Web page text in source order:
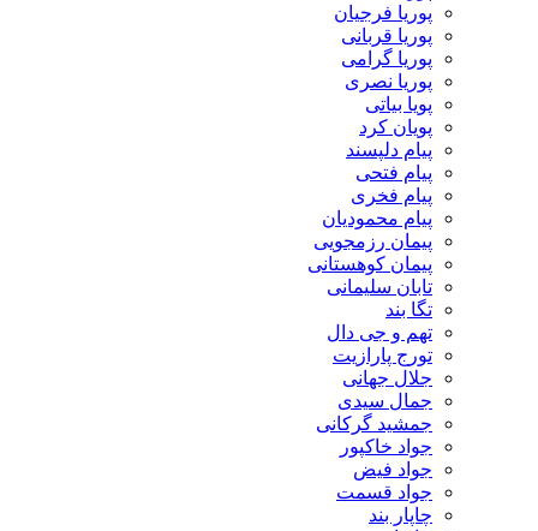
پوریا فرجیان
پوریا قربانی
پوریا گرامی
پوریا نصری
پویا بیاتی
پویان کرد
پیام دلپسند
پیام فتحی
پیام فخری
پیام محمودیان
پیمان رزمجویی
پیمان کوهستانی
تابان سلیمانی
تگا بند
تهم و جی دال
تورج پارازیت
جلال جهانی
جمال سیدی
جمشید گرکانی
جواد خاکپور
جواد فیض
جواد قسمت
چاپار بند